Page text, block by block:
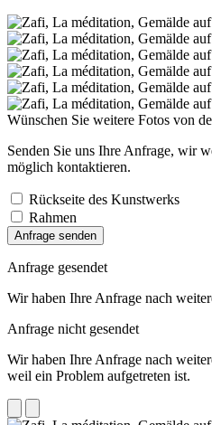
Wünschen Sie weitere Fotos von
Senden Sie uns Ihre Anfrage, wir
möglich kontaktieren.
Rückseite des Kunstwerks
Rahmen
Anfrage senden
Anfrage gesendet
Wir haben Ihre Anfrage nach
Anfrage nicht gesendet
Wir haben Ihre Anfrage nach
weil ein Problem aufgetreten ist.